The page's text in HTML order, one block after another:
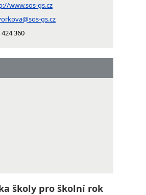
www.sos-gs.cz
gs.cz
360
školy pro školní rok